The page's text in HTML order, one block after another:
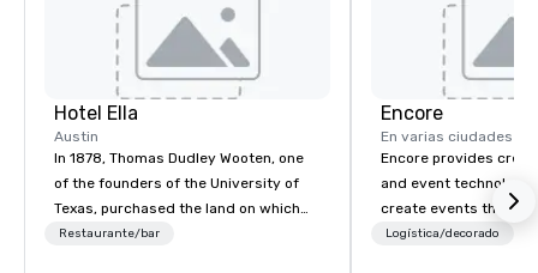
Hotel Ella
Austin
In 1878, Thomas Dudley Wooten, one
of the founders of the University of
Texas, purchased the land on which
Hotel Ella now sits. Wooten’s son,
Restaurante/bar
Encore
En varias ciudades
Encore provides
and event technology
create events that
creates memorable
Logística/decorado